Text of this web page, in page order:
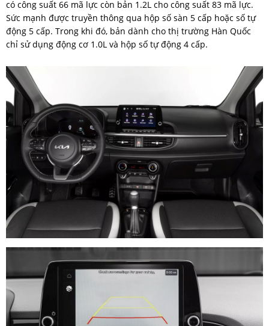
có công suất 66 mã lực còn bản 1.2L cho công suất 83 mã lực.
Sức mạnh được truyền thông qua hộp số sàn 5 cấp hoặc số tự
động 5 cấp. Trong khi đó, bản dành cho thị trường Hàn Quốc
chỉ sử dụng động cơ 1.0L và hộp số tự động 4 cấp.